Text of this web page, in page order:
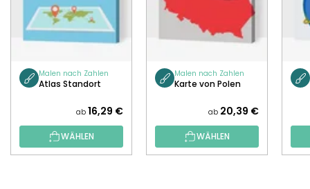
Malen nach Zahlen
Atlas Standort
ab 16,29 €
WÄHLEN
Malen nach Zahlen
Karte von Polen
ab 20,39 €
WÄHLEN